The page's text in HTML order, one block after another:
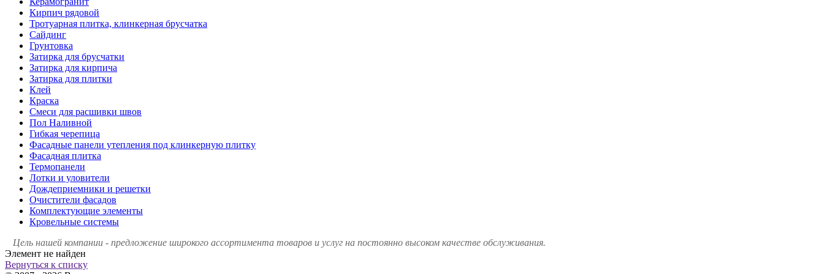
Кирпич рядовой
Тротуарная плитка, клинкерная брусчатка
Сайдинг
Грунтовка
Затирка для брусчатки
Затирка для кирпича
Затирка для плитки
Клей
Краска
Смеси для расшивки швов
Пол Наливной
Гибкая черепица
Фасадные панели утепления под клинкерную плитку
Фасадная плитка
Термопанели
Лотки и уловители
Дождеприемники и решетки
Очистители фасадов
Комплектующие элементы
Кровельные системы
Цель нашей компании - предложение широкого ассортимента товаров и услуг на постоянно высоком качестве обслуживания.
Элемент не найден
Вернуться к списку